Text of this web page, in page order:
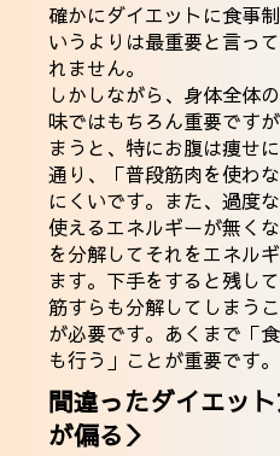
確かにダイエットに食事
いうよりは最重要と言っ
れません。
しかしながら、身体全体
味ではもちろん重要です
まうと、特にお腹は痩せ
通り、「普段筋肉を使わ
にくいです。また、過度
使えるエネルギーが無く
を分解してそれをエネル
ます。下手をすると残し
筋すらも分解してしまう
が必要です。あくまで「
も行う」ことが重要です。
間違ったダイエッ
が偏る＞